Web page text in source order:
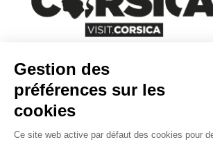
Newsletter
Inscrivez-vous àla lettre d’information
l’Agence du tourisme de la Corse.